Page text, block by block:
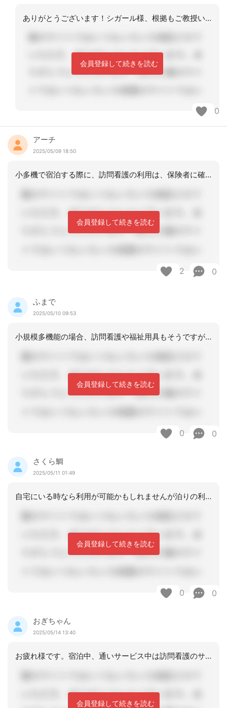
ありがとうございます！シガール様、根拠もご教授いただきまして大変助かりました。
会員登録して続きを読む
0
アーチ
2025/05/09 18:50
小多機で宿泊する際に、訪問看護の利用は、保険者に確認されるのがいいと思います。
会員登録して続きを読む
2 0
ふまで
2025/05/10 09:53
小規模多機能の場合、訪問看護や福祉用具もそうですが、あくまで在宅利用時に位置づけ
会員登録して続きを読む
0 0
さくら鯛
2025/05/11 01:49
自宅にいる時なら利用が可能かもしれませんが泊りの利用中というのは利用できないと思
会員登録して続きを読む
0 0
おぎちゃん
2025/05/14 13:40
お疲れ様です。宿泊中、通いサービス中は訪問看護のサービスは利用できません。施設の
会員登録して続きを読む